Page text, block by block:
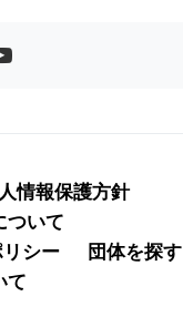
情報保護方針
ついて
シー
団体を探す
て